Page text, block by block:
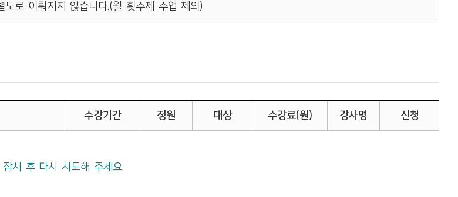
로 이뤄지지 않습니다.(월 횟수제 수업 제외)
수강기간 정원 대상 수강료(원) 강사명 신청
잠시 후 다시 시도해 주세요.